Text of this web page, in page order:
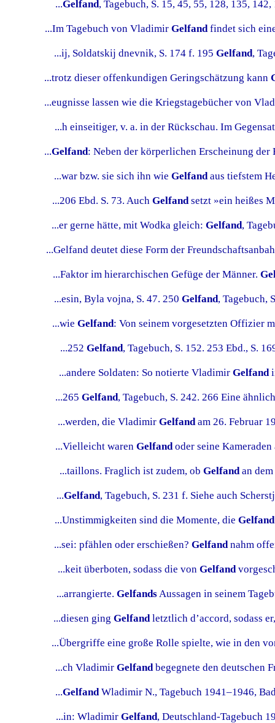
...Gelfand, Tagebuch, S. 15, 45, 55, 128, 135,
...Im Tagebuch von Vladimir Gelfandfindet sich
...ij, Soldatskij dnevnik, S. 174 f. 195 Gelfand,
...trotz dieser offenkundigen Geringschätzung kann
...eugnisse lassen wie die Kriegstagebücher von
...h einseitiger, v. a. in der Rückschau. Im
...Gelfand: Neben der körperlichen Erscheinung der
...war bzw. sie sich ihn wie Gelfandaus tiefstem
...206 Ebd. S. 73. Auch Gelfandsetzt »ein heißes
...er gerne hätte, mit Wodka gleich: Gelfand,
...Gelfand deutet diese Form der
...Faktor im hierarchischen Gefüge der Männer.
...esin, Byla vojna, S. 47. 250 Gelfand, Tagebuch,
...wie Gelfand: Von seinem vorgesetzten Offizier
...252 Gelfand, Tagebuch, S. 152. 253 Ebd., S.
...andere Soldaten: So notierte Vladimir Gelfand
...265 Gelfand, Tagebuch, S. 242. 266 Eine
...werden, die Vladimir Gelfandam 26. Februar
...Vielleicht waren Gelfandoder seine Kameraden
...taillons. Fraglich ist zudem, ob Gelfandan dem
...Gelfand, Tagebuch, S. 231 f. Siehe auch
...Unstimmigkeiten sind die Momente, die Gelfand
...sei: pfählen oder erschießen? Gelfandnahm
...keit überboten, sodass die von Gelfand
...arrangierte. GelfandsAussagen in seinem
...diesen ging Gelfandletztlich d’accord, sodass
...Übergriffe eine große Rolle spielte, wie in den
...ch Vladimir Gelfandbegegnete den deutschen
...GelfandWladimir N., Tagebuch 1941–1946,
...in: Wladimir Gelfand, Deutschland-Tagebuch